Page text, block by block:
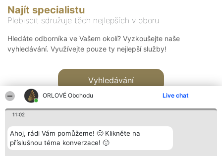
ORLOVÉ Obchodu Live chat
11:02
Ahoj, rádi Vám pomůžeme! 🙂 Klikněte na
příslušnou téma konverzace! 🙂
Najít specialistu
Plebiscit sdružuje těch nejlepších v oboru
Hledáte odborníka ve Vašem okolí? Vyzkoušejte naše
vyhledávání. Využívejte pouze ty nejlepší služby!
Vyhledávání